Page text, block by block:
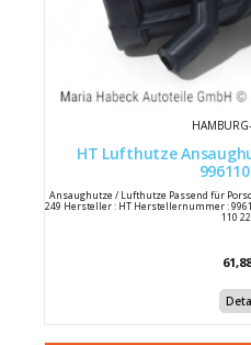
HT Lufthutze
Ansaughutze / Lufthutze Passend für
249 Hersteller : HT Herstellernummer :
110